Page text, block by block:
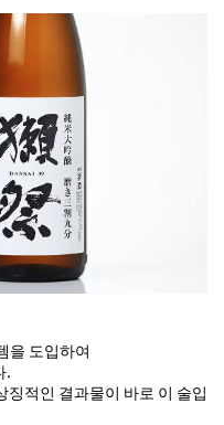
을 도입하여
.
징적인 결과물이 바로 이 술입